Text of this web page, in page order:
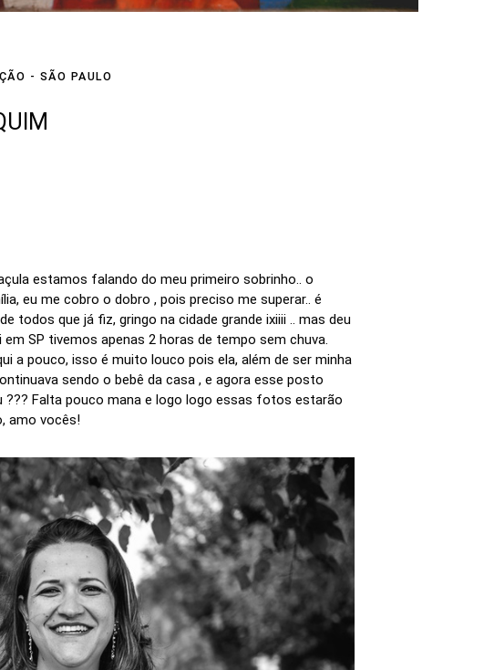
- SÃO PAULO
estamos falando do meu primeiro sobrinho.. o
eu me cobro o dobro , pois preciso me superar.. é
todos que já fiz, gringo na cidade grande ixiiii .. mas deu
SP tivemos apenas 2 horas de tempo sem chuva.
a pouco, isso é muito louco pois ela, além de ser minha
sendo o bebê da casa , e agora esse posto
Falta pouco mana e logo logo essas fotos estarão
amo vocês!